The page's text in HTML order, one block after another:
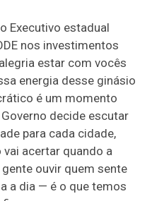
Executivo estadual
nos investimentos
estar com vocês
energia desse ginásio
é um momento
decide escutar
para cada cidade,
acertar quando a
ouvir quem sente
a dia — é o que temos